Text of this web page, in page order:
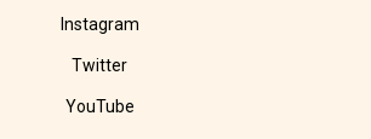
Instagram
Twitter
YouTube